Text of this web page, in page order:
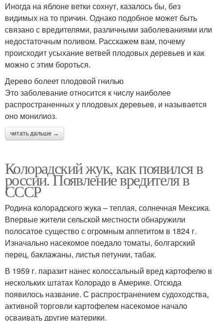
Иногда на яблоне ветки сохнут, казалось бы, без
видимых на то причин. Однако подобное может быть
связано с вредителями, различными заболеваниями или
недостаточным поливом. Расскажем вам, почему
происходит усыхание ветвей плодовых деревьев и как
можно с этим бороться.
Дерево болеет плодовой гнилью
Это заболевание относится к числу наиболее
распространенных у плодовых деревьев, и называется
оно монилиоз.
читать дальше →
Колорадский жук, как появился в
россии. Появление вредителя в
СССР
Родина колорадского жука – теплая, солнечная Мексика.
Впервые жители сельской местности обнаружили
полосатое существо с огромным аппетитом в 1824 г.
Изначально насекомое поедало томаты, болгарский
перец, баклажаны, листья петунии, табак.
В 1959 г. паразит нанес колоссальный вред картофелю в
нескольких штатах Колорадо в Америке. Отсюда
появилось название. С распространением судоходства,
активной торговли картофелем насекомое начало
осваивать другие материки.